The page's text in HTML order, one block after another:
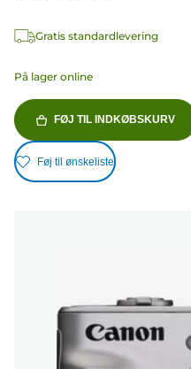
Gratis standardlevering
På lager online
FØJ TIL INDKØBSKURV
Føj til ønskeliste